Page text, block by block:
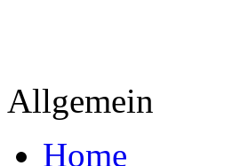
Entdecken Sie
Studium!